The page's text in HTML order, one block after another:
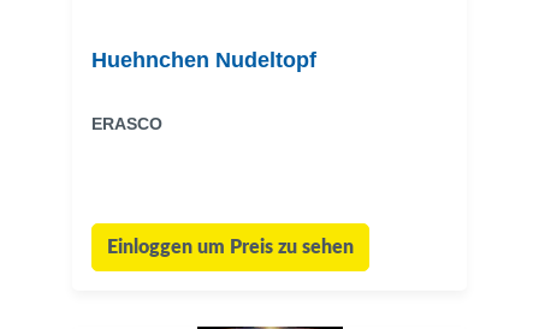
Huehnchen Nudeltopf
ERASCO
Einloggen um Preis zu sehen